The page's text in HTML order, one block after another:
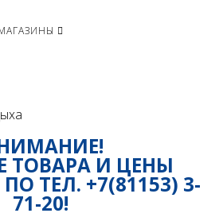
ТОВАРА И ЦЕНЫ
ТЕЛ. +7(81153) 3-
71-20!